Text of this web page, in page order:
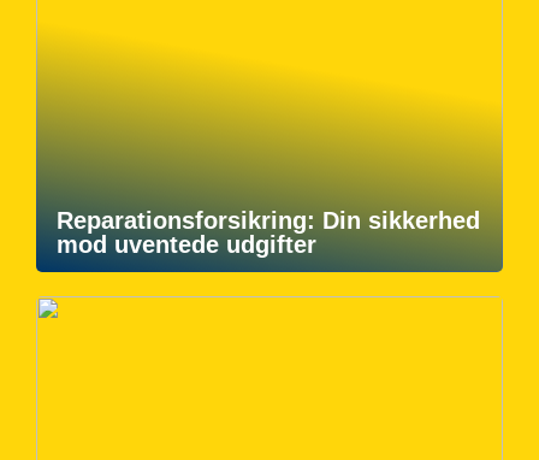
Reparationsforsikring: Din sikkerhed
mod uventede udgifter